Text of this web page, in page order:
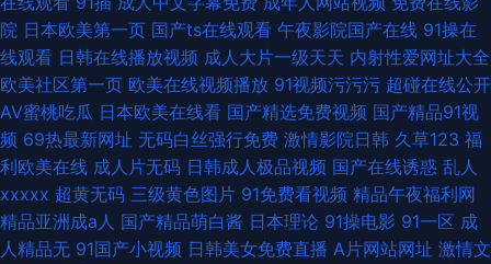
院 日本欧美第一页 国产ts在线观看 午夜影院国产在线 91操在
线观看 日韩在线播放视频 成人大片一级天天 内射性爱网址大全
欧美社区第一页 欧美在线视频播放 91视频污污污 超碰在线公开
AV蜜桃吃瓜 日本欧美在线看 国产精选免费视频 国产精品91视
频 69热最新网址 无码白丝强行免费 激情影院日韩 久草123 福
利欧美在线 成人片无码 日韩成人极品视频 国产在线诱惑 乱人
xxxxx 超黄无码 三级黄色图片 91免费看视频 精品午夜福利网
精品亚洲成a人 国产精品萌白酱 日本理论 91操电影 91一区 成
人精品无 91国产小视频 日韩美女免费直播 A片网站网址 激情文